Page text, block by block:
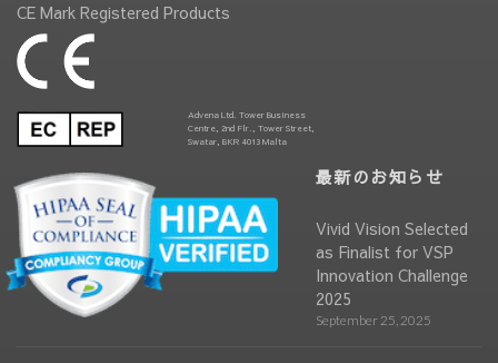
CE Mark Registered Products
Advena Ltd. Tower Business
Centre, 2nd Flr., Tower Street,
Swatar, BKR 4013 Malta
最新のお知らせ
Vivid Vision Selected
as Finalist for VSP
Innovation Challenge
2025
September 25, 2025